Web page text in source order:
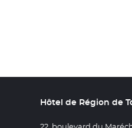
Hôtel de Région de
22, boulevard du